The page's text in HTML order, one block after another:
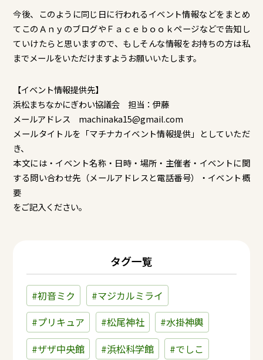
今後、このように同じ日に行われるイベント情報などをまとめ
てこのＡｎｙのブログやＦａｃｅｂｏｏｋページなどで告知し
ていけたらと思いますので、もしそんな情報をお持ちの方は私
までメールをいただけますようお願いいたします。
【イベント情報提供先】
浜松まちなかにぎわい協議会 担当：伊藤
メールアドレス machinaka15@gmail.com
メールタイトルを「マチナカイベント情報提供」としていただ
き、
本文には・イベント名称・日時・場所・主催者・イベントに関
する問い合わせ先（メールアドレスと電話番号）・イベント概
要
をご記入ください。
タグ一覧
#初音ミク
#マジカルミライ
#プリキュア
#松尾神社
#水掛神輿
#ザザ中央館
#浜松科学館
#でしこ